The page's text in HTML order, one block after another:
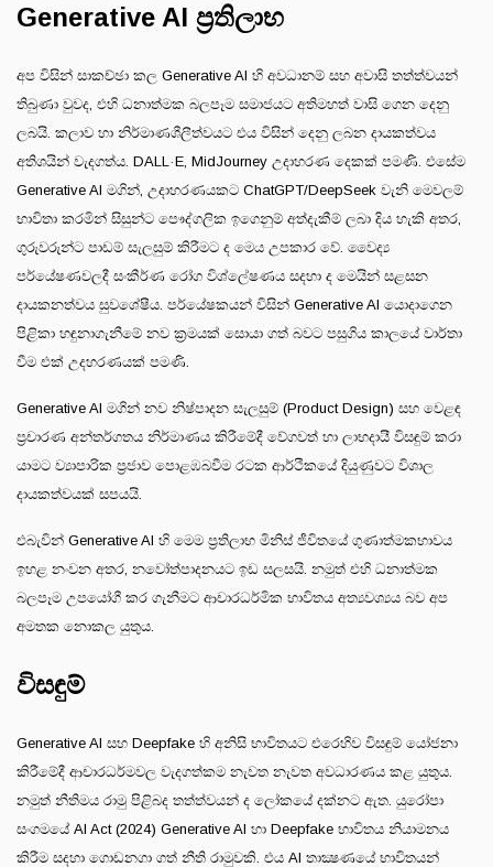
Generative AI ප්‍රතිලාභ
අප විසින් සාකච්ඡා කල Generative AI හි අවධානම් සහ අවාසි තත්ත්වයන්
තිබුණා වුවද, එහි ධනාත්මක බලපෑම සමාජයට අතිමහත් වාසි ගෙන දෙනු
ලබයි. කලාව හා නිර්මාණශීලීත්වයට එය විසින් දෙනු ලබන දායකත්වය
අතිශයින් වැදගත්ය. DALL·E, MidJourney උදාහරණ දෙකක් පමණි. එසේම
Generative AI මගින්, උදාහරණයකට ChatGPT/DeepSeek වැනි මෙවලම්
භාවිතා කරමින් සිසුන්ට පෞද්ගලික ඉගෙනුම් අත්දැකීම් ලබා දිය හැකි අතර,
ගුරුවරුන්ට පාඩම් සැලසුම් කිරීමට ද මෙය උපකාර වේ. වෛද්‍ය
පර්යේෂණවලදී සංකීර්ණ රෝග විශ්ලේෂණය සදහා ද මෙයින් සළසන
දායකනත්වය සුවශේෂීය. පර්යේෂකයන් විසින් Generative AI යොදාගෙන
පිළිකා හඳුනාගැනීමේ නව ක්‍රමයක් සොයා ගත් බවට පසුගිය කාලයේ වාර්තා
වීම එක් උදහරණයක් පමණි.
Generative AI මගින් නව නිෂ්පාදන සැලසුම් (Product Design) සහ වෙළඳ
ප්‍රචාරණ අන්තර්ගතය නිර්මාණය කිරීමේදී වේගවත් හා ලාභදායී විසඳුම් කරා
යාමට ව්‍යාපාරික ප්‍රජාව පොළඹබවීම රටක ආර්ථිකයේ දියුණුවට විශාල
දායකත්වයක් සපයයි.
එබැවින් Generative AI හි මෙම ප්‍රතිලාභ මිනිස් ජීවිතයේ ගුණාත්මකභාවය
ඉහළ නංවන අතර, නවෝත්පාදනයට ඉඩ සලසයි. නමුත් එහි ධනාත්මක
බලපෑම උපයෝගී කර ගැනීමට ආචාරධර්මික භාවිතය අත්‍යවශ්‍යය බව අප
අමතක නොකල යුතුය.
විසඳුම්
Generative AI සහ Deepfake හි අනිසි භාවිතයට එරෙහිව විසඳුම් යෝජනා
කිරීමේදී ආචාරධර්මවල වැදගත්කම නැවත නැවත අවධාරණය කළ යුතුය.
නමුත් නීතිමය රාමු පිළිබද තත්ත්වයන් ද ලෝකයේ දක්නට ඇත. යුරෝපා
සංගමයේ AI Act (2024) Generative AI හා Deepfake භාවිතය නියාමනය
කිරීම සදහා ගොඩනගා ගත් නීති රාමුවකි. එය AI තාක්‍ෂණයේ භාවිතයන්